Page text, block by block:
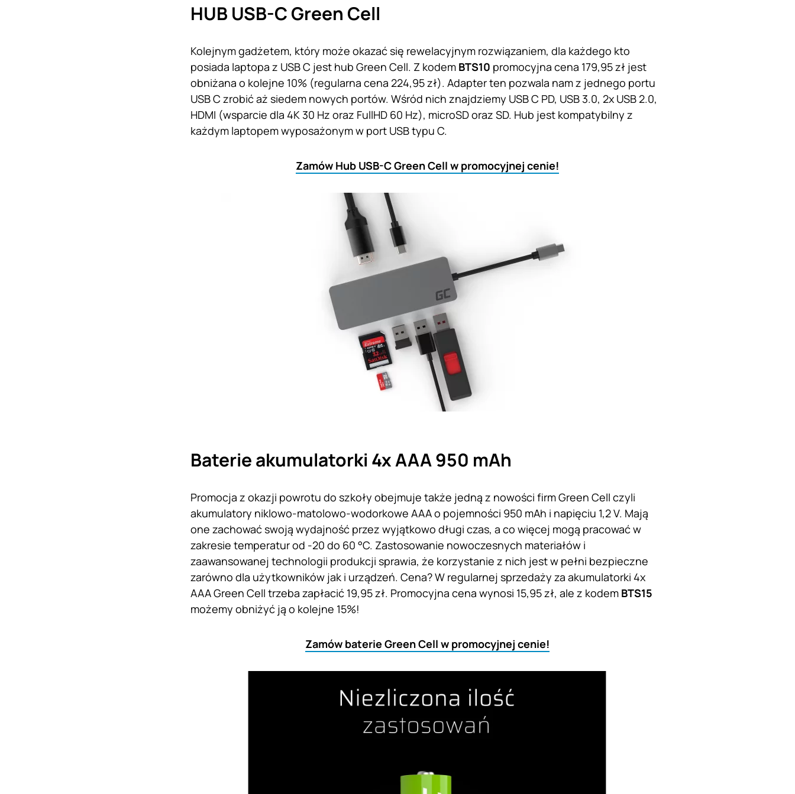
HUB USB-C Green Cell
Kolejnym gadżetem, który może okazać się rewelacyjnym rozwiązaniem, dla każdego kto
posiada laptopa z USB C jest hub Green Cell. Z kodem BTS10 promocyjna cena 179,95 zł jest
obniżana o kolejne 10% (regularna cena 224,95 zł). Adapter ten pozwala nam z jednego portu
USB C zrobić aż siedem nowych portów. Wśród nich znajdziemy USB C PD, USB 3.0, 2x USB 2.0,
HDMI (wsparcie dla 4K 30 Hz oraz FullHD 60 Hz), microSD oraz SD. Hub jest kompatybilny z
każdym laptopem wyposażonym w port USB typu C.
Zamów Hub USB-C Green Cell w promocyjnej cenie!
Baterie akumulatorki 4x AAA 950 mAh
Promocja z okazji powrotu do szkoły obejmuje także jedną z nowości firm Green Cell czyli
akumulatory niklowo-matolowo-wodorkowe AAA o pojemności 950 mAh i napięciu 1,2 V. Mają
one zachować swoją wydajność przez wyjątkowo długi czas, a co więcej mogą pracować w
zakresie temperatur od -20 do 60 °C. Zastosowanie nowoczesnych materiałów i
zaawansowanej technologii produkcji sprawia, że korzystanie z nich jest w pełni bezpieczne
zarówno dla użytkowników jak i urządzeń. Cena? W regularnej sprzedaży za akumulatorki 4x
AAA Green Cell trzeba zapłacić 19,95 zł. Promocyjna cena wynosi 15,95 zł, ale z kodem BTS15
możemy obniżyć ją o kolejne 15%!
Zamów baterie Green Cell w promocyjnej cenie!